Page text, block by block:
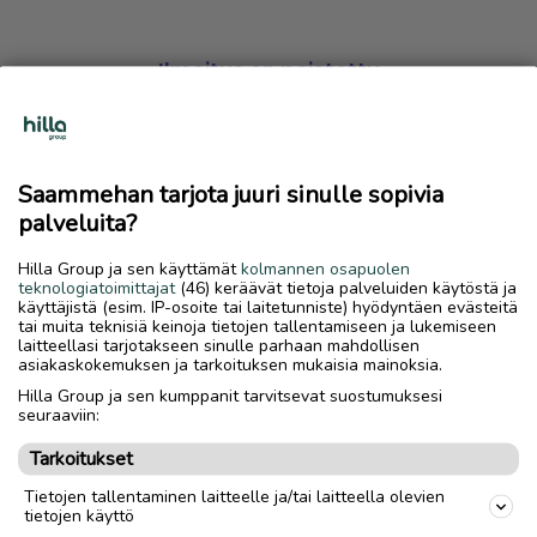
Ilmoitus on poistettu
Harmillista, mutta hakemasi ilmoitus on valitettavasti
Siirry etusivulle
Saammehan tarjota juuri sinulle sopivia
palveluita?
Hilla Group ja sen käyttämätkolmannen osapuolen
teknologiatoimittajat(46) keräävät tietoja palveluiden käytöstä ja
käyttäjistä (esim. IP-osoite tai laitetunniste) hyödyntäen evästeitä
tai muita teknisiä keinoja tietojen tallentamiseen ja lukemiseen
laitteellasi tarjotakseen sinulle parhaan mahdollisen
asiakaskokemuksen ja tarkoituksen mukaisia mainoksia.
Hilla Group ja sen kumppanit tarvitsevat suostumuksesi
seuraaviin:
Tarkoitukset
Tietojen tallentaminen laitteelle ja/tai laitteella olevien
tietojen käyttö